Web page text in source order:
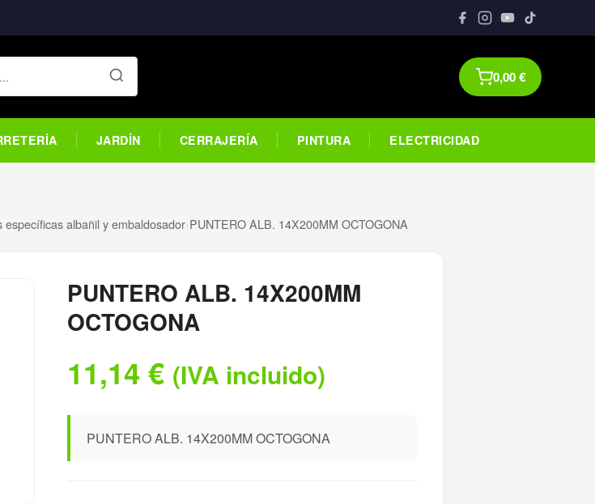
0,00€
JARDÍN CERRAJERÍA PINTURA ELECTRICIDAD
específicas albañil y embaldosador›PUNTERO ALB. 14X200MM OCTOGONA
PUNTERO ALB. 14X200MM
OCTOGONA
11,14 € (IVA incluido)
PUNTERO ALB. 14X200MM OCTOGONA